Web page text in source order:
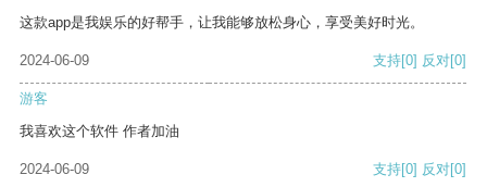
这款app是我娱乐的好帮手，让我能够放松身心，享受美好时光。
2024-06-09 支持[0] 反对[0]
游客
我喜欢这个软件 作者加油
2024-06-09 支持[0] 反对[0]